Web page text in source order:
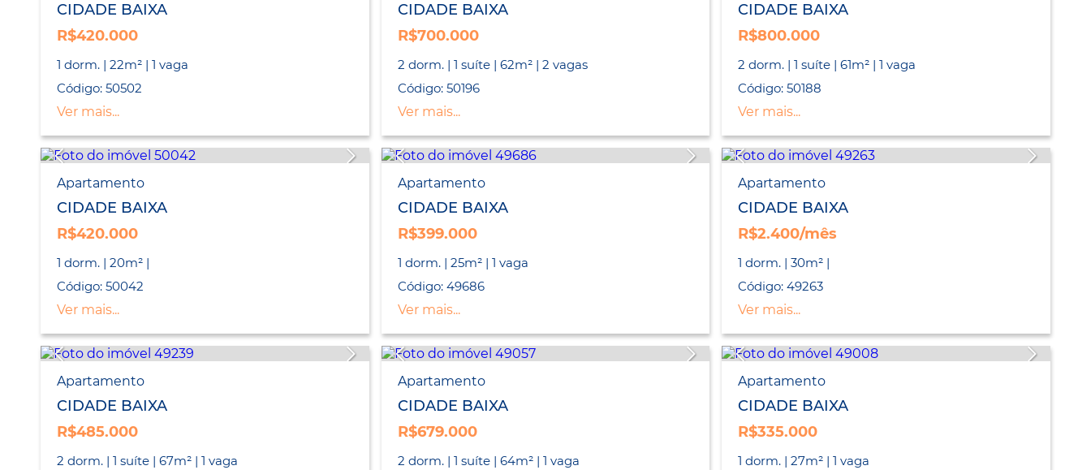
CIDADE BAIXA
R$420.000
1 dorm. | 22m² | 1 vaga
Código: 50502
Ver mais...
CIDADE BAIXA
R$700.000
2 dorm. | 1 suíte | 62m² | 2 vagas
Código: 50196
Ver mais...
CIDADE BAIXA
R$800.000
2 dorm. | 1 suíte | 61m² | 1 vaga
Código: 50188
Ver mais...
Apartamento
CIDADE BAIXA
R$420.000
1 dorm. | 20m² |
Código: 50042
Ver mais...
Apartamento
CIDADE BAIXA
R$399.000
1 dorm. | 25m² | 1 vaga
Código: 49686
Ver mais...
Apartamento
CIDADE BAIXA
R$2.400/mês
1 dorm. | 30m² |
Código: 49263
Ver mais...
Apartamento
CIDADE BAIXA
R$485.000
2 dorm. | 1 suíte | 67m² | 1 vaga
Apartamento
CIDADE BAIXA
R$679.000
2 dorm. | 1 suíte | 64m² | 1 vaga
Apartamento
CIDADE BAIXA
R$335.000
1 dorm. | 27m² | 1 vaga